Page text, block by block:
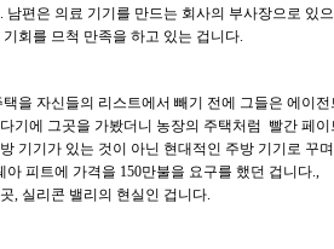
남편은 의료 기기를 만드는 회사의 부사장으로 있
회를 므척 만족을 하고 있는 겁니다.
택을 자신들의 리스트에서 빼기 전에 그들은 에이
기에 그곳을 가봤더니 농장의 주택처럼 빨간 페
기기가 있는 것이 아닌 현대적인 주방 기기로
아 피트에 가격을 150만불을 요구를 했던 겁니다.,
, 실리콘 밸리의 현실인 겁니다.